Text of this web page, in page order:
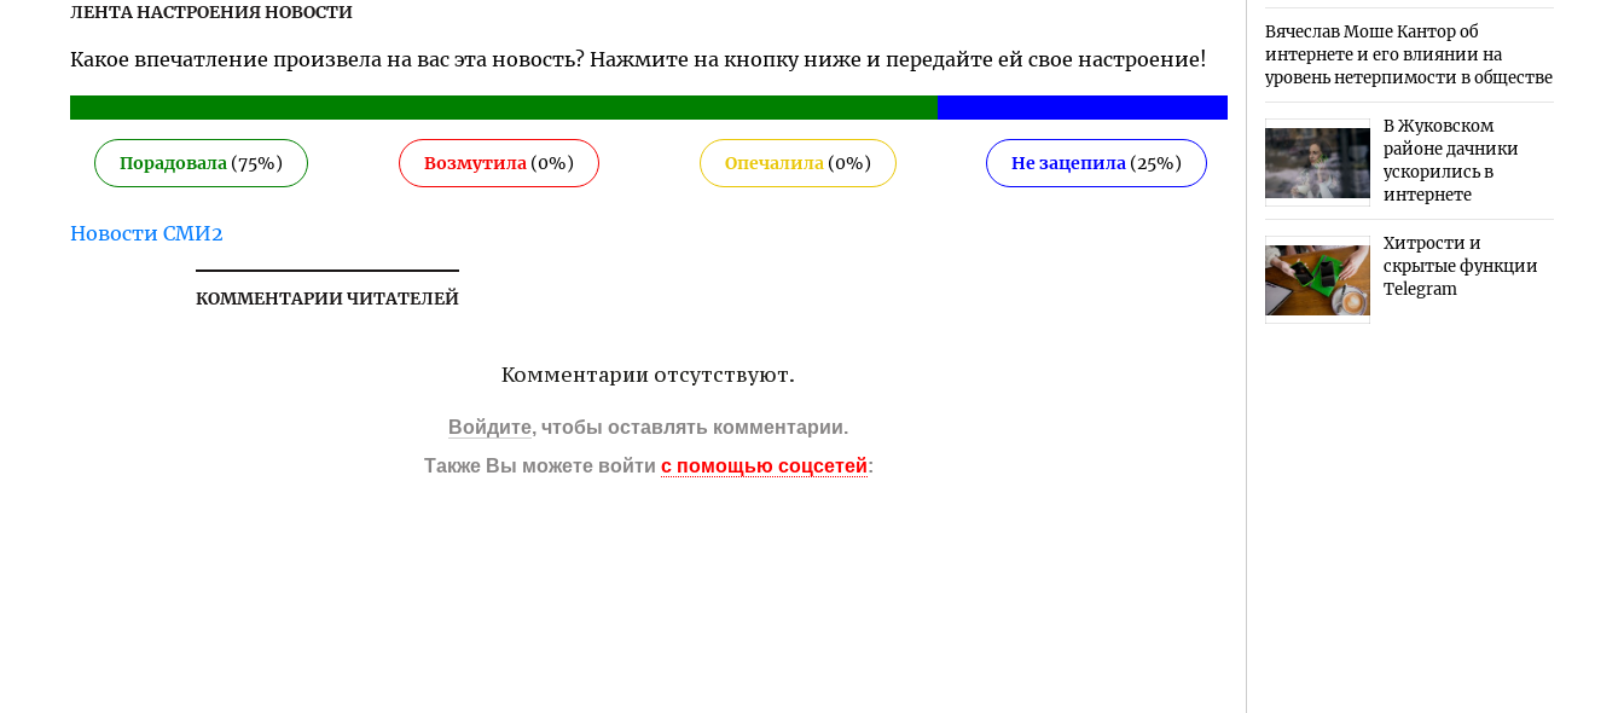
ЛЕНТА НАСТРОЕНИЯ НОВОСТИ
Какое впечатление произвела на вас эта новость? Нажмите на кнопку ниже и передайте ей свое настроение!
Порадовала(75%) Возмутила (0%) Опечалила(0%) Не зацепила(25%)
Новости СМИ2
КОММЕНТАРИИ ЧИТАТЕЛЕЙ
Комментарии отсутствуют.
Войдите, чтобы оставлять комментарии.
Также Вы можете войти с помощью соцсетей:
Вячеслав Моше Кантор об
интернете и его влиянии на
уровень нетерпимости в обществе
В Жуковском
районе дачники
ускорились в
интернете
Хитрости и
скрытые функции
Telegram